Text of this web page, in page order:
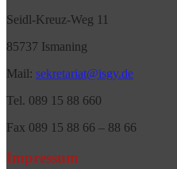
Seidl-Kreuz-Weg 11
85737 Ismaning
Mail: sekretariat@isgy.de
Tel. 089 15 88 660
Fax 089 15 88 66 – 88 66
Impressum